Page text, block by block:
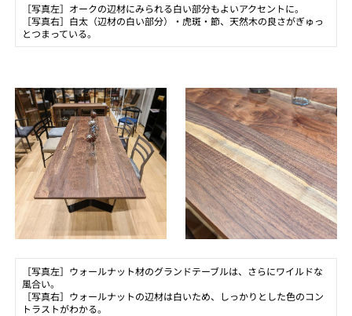
［写真左］オークの辺材にみられる白い部分もよいアクセントに。
［写真右］白太（辺材の白い部分）・虎斑・節、天然木の良さがぎゅっ
とつまっている。
［写真左］ウォールナット材のグランドテーブルは、さらにワイルドな
風合い。
［写真右］ウォールナットの辺材は白いため、しっかりとした色のコン
トラストがわかる。